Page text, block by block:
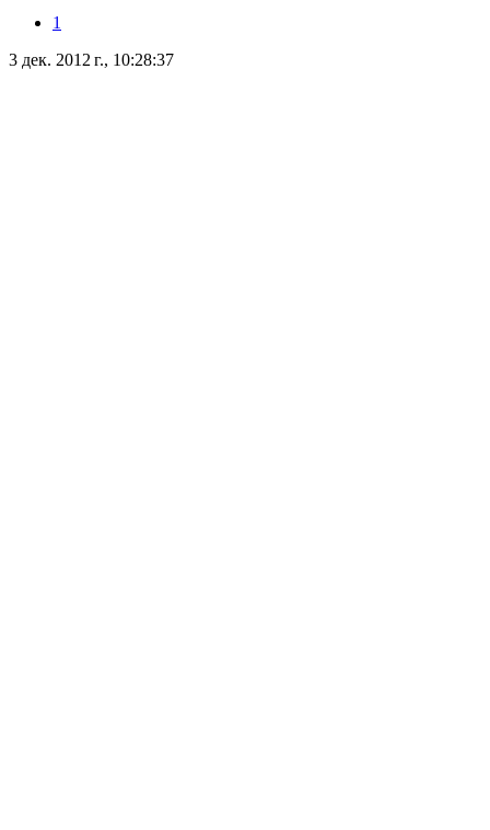
1
3 дек. 2012 г., 10:28:37